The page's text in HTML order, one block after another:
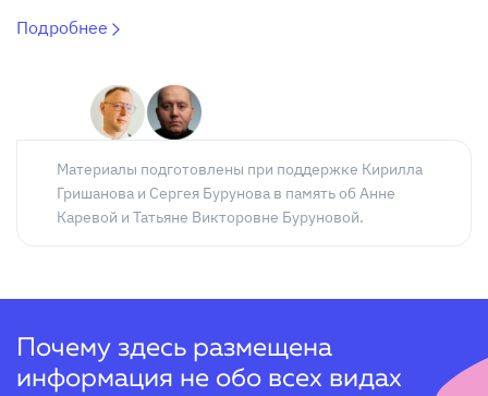
Подробнее
Материалы подготовлены при поддержке Кирилла
Гришанова и Сергея Бурунова в память об Анне
Каревой и Татьяне Викторовне Буруновой.
Почему здесь размещена
информация не обо всех видах